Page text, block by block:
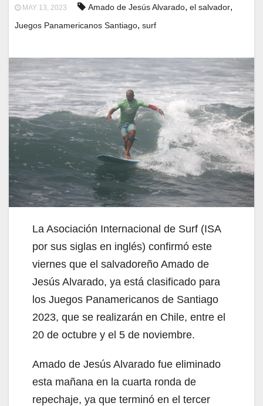
MAY 13, 2023 Amado de Jesús Alvarado, el salvador,
Juegos Panamericanos Santiago, surf
La Asociación Internacional de Surf (ISA
por sus siglas en inglés) confirmó este
viernes que el salvadoreño Amado de
Jesús Alvarado, ya está clasificado para
los Juegos Panamericanos de Santiago
2023, que se realizarán en Chile, entre el
20 de octubre y el 5 de noviembre.
Amado de Jesús Alvarado fue eliminado
esta mañana en la cuarta ronda de
repechaje, ya que terminó en el tercer